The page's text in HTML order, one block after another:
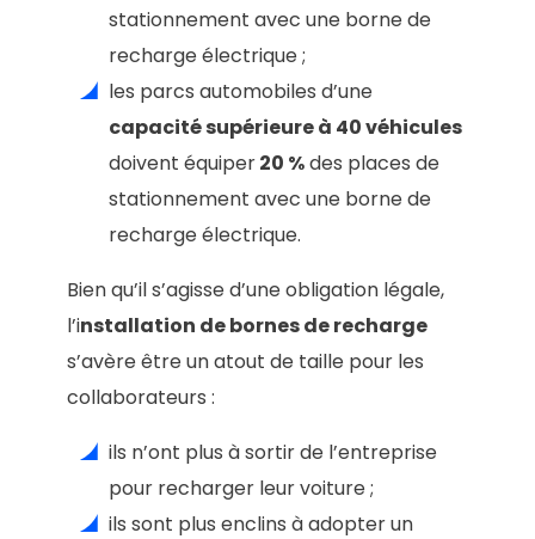
stationnement avec une borne de
recharge électrique ;
les parcs automobiles d’une
capacité supérieure à 40 véhicules
doivent équiper20 %des places de
stationnement avec une borne de
recharge électrique.
Bien qu’il s’agisse d’une obligation légale,
l’installation de bornes de recharge
s’avère être un atout de taille pour les
collaborateurs :
ils n’ont plus à sortir de l’entreprise
pour recharger leur voiture ;
ils sont plus enclins à adopter un